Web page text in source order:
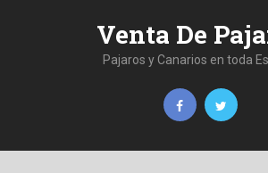
Venta De
Pajaros y Canarios en toda